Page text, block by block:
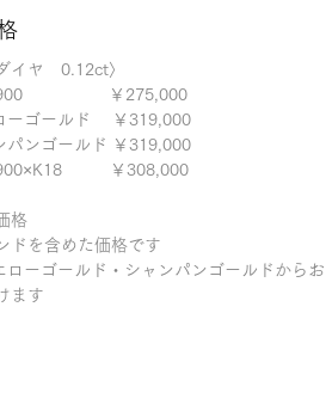
イヤ 0.12ct〉
ナ900 ￥275,000
ーゴールド ￥319,000
パンゴールド ￥319,000
900×K18 ￥308,000
格
ドを含めた価格です
ーゴールド・シャンパンゴールドからお
ます